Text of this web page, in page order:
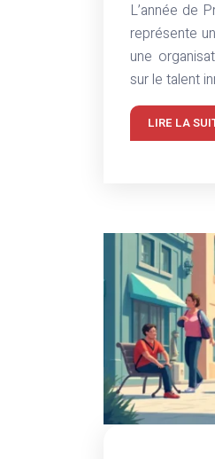
L’année de
représente
une
sur le talent
LIRE LA